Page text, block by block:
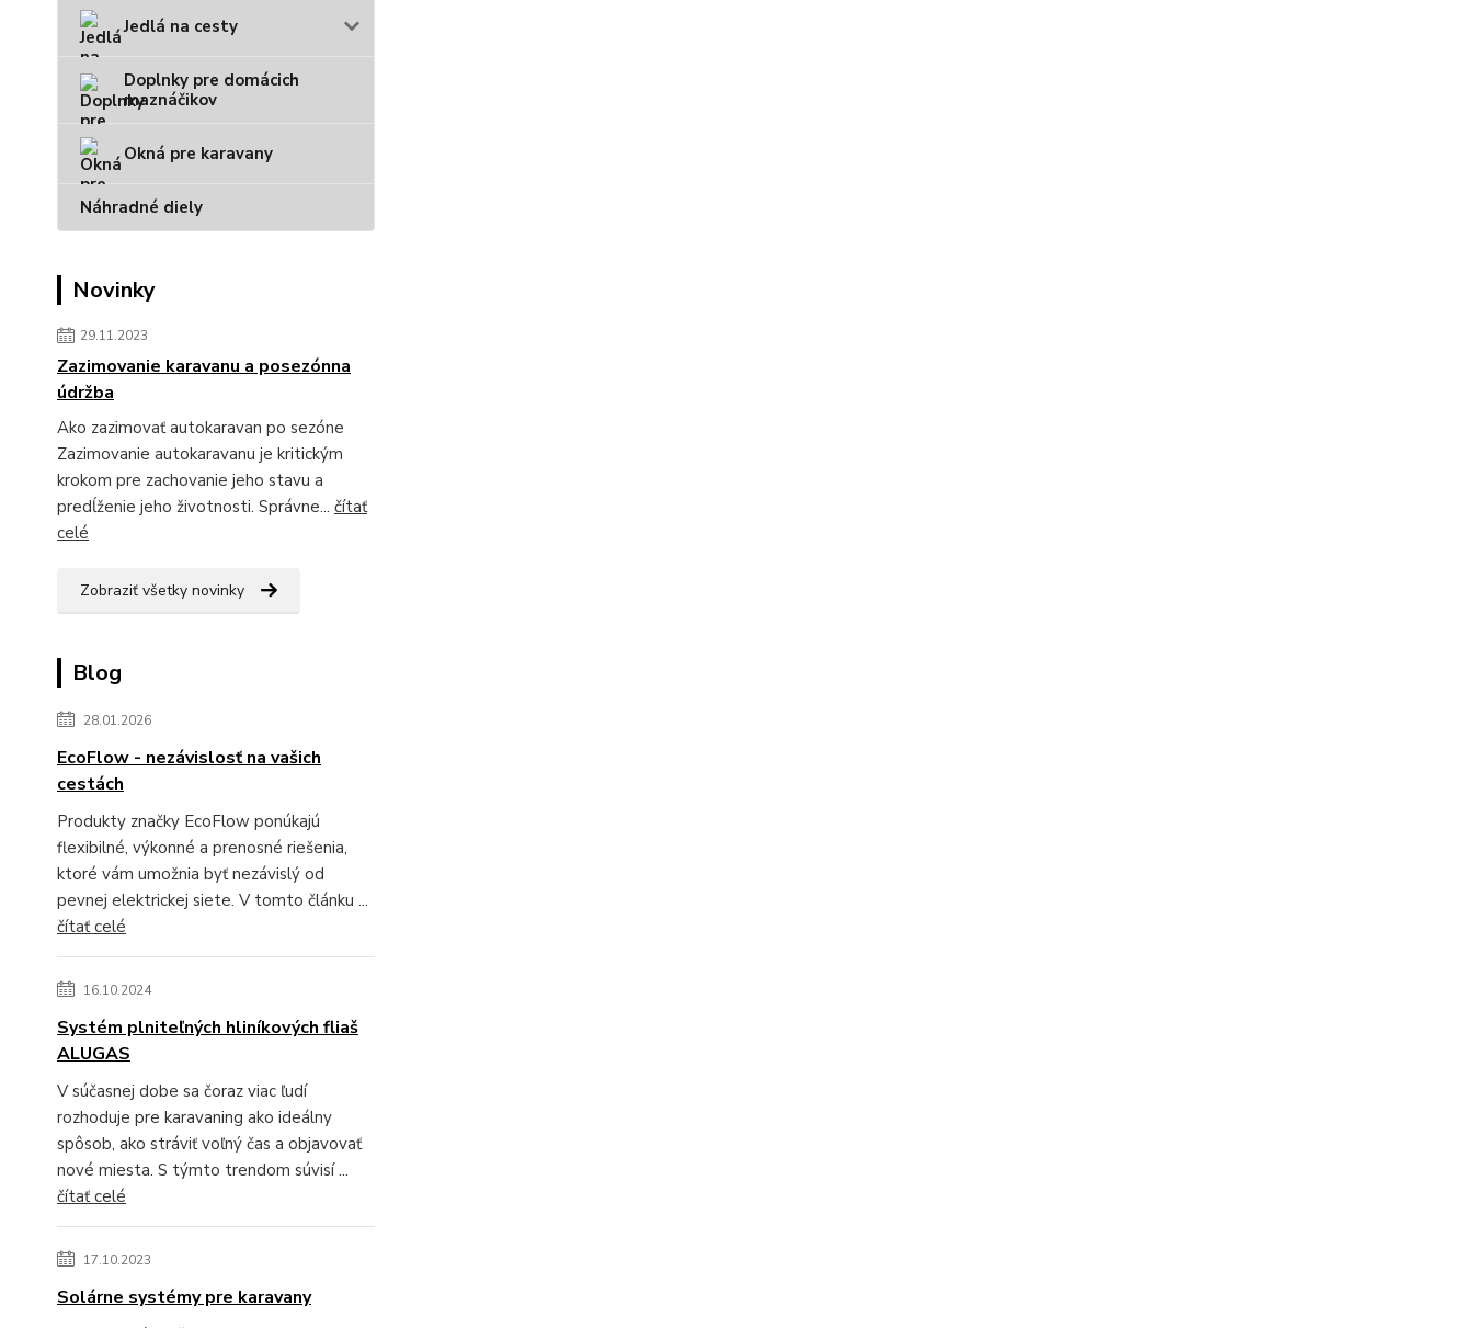
Jedlá na cesty
Doplnky pre domácich
maznáčikov
Okná pre karavany
Náhradné diely
Novinky
29.11.2023
Zazimovanie karavanu a posezónna
údržba
Ako zazimovať autokaravan po sezóne
Zazimovanie autokaravanu je kritickým
krokom pre zachovanie jeho stavu a
predĺženie jeho životnosti. Správne... čítať
celé
Zobraziť všetky novinky
Blog
28.01.2026
EcoFlow - nezávislosť na vašich
cestách
Produkty značky EcoFlow ponúkajú
flexibilné, výkonné a prenosné riešenia,
ktoré vám umožnia byť nezávislý od
pevnej elektrickej siete. V tomto článku ...
čítať celé
16.10.2024
Systém plniteľných hliníkových fliaš
ALUGAS
V súčasnej dobe sa čoraz viac ľudí
rozhoduje pre karavaning ako ideálny
spôsob, ako stráviť voľný čas a objavovať
nové miesta. S týmto trendom súvisí ...
čítať celé
17.10.2023
Solárne systémy pre karavany